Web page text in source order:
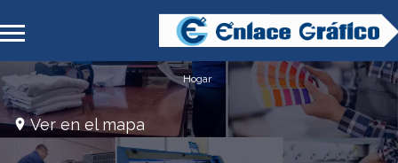
Hogar
Ver en el mapa